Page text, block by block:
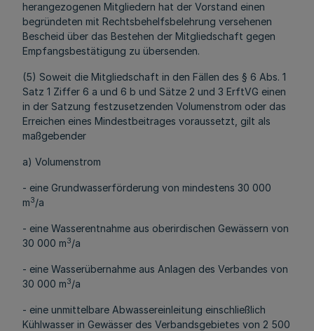
herangezogenen Mitgliedern hat der Vorstand einen
begründeten mit Rechtsbehelfsbelehrung versehenen
Bescheid über das Bestehen der Mitgliedschaft gegen
Empfangsbestätigung zu übersenden.
(5) Soweit die Mitgliedschaft in den Fällen des § 6 Abs. 1
Satz 1 Ziffer 6 a und 6 b und Sätze 2 und 3 ErftVG einen
in der Satzung festzusetzenden Volumenstrom oder das
Erreichen eines Mindestbeitrages voraussetzt, gilt als
maßgebender
a) Volumenstrom
- eine Grundwasserförderung von mindestens 30 000
m3/a
- eine Wasserentnahme aus oberirdischen Gewässern von
30 000 m3/a
- eine Wasserübernahme aus Anlagen des Verbandes von
30 000 m3/a
- eine unmittelbare Abwassereinleitung einschließlich
Kühlwasser in Gewässer des Verbandsgebietes von 2 500